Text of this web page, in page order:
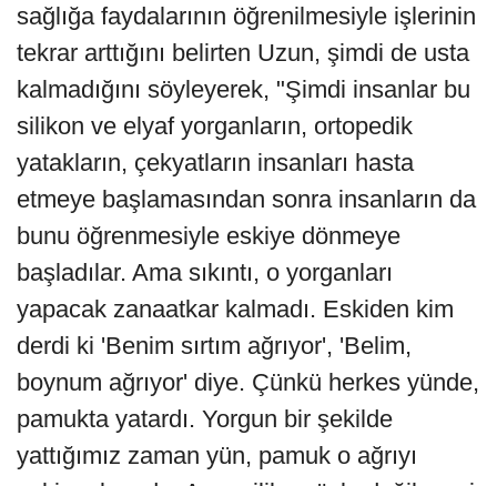
sağlığa faydalarının öğrenilmesiyle işlerinin
tekrar arttığını belirten Uzun, şimdi de usta
kalmadığını söyleyerek, "Şimdi insanlar bu
silikon ve elyaf yorganların, ortopedik
yatakların, çekyatların insanları hasta
etmeye başlamasından sonra insanların da
bunu öğrenmesiyle eskiye dönmeye
başladılar. Ama sıkıntı, o yorganları
yapacak zanaatkar kalmadı. Eskiden kim
derdi ki 'Benim sırtım ağrıyor', 'Belim,
boynum ağrıyor' diye. Çünkü herkes yünde,
pamukta yatardı. Yorgun bir şekilde
yattığımız zaman yün, pamuk o ağrıyı